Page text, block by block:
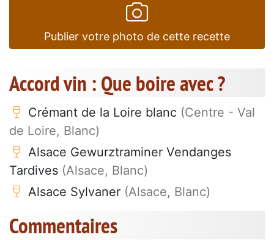
Publier votre photo de cette recette
Accord vin : Que boire avec ?
Crémant de la Loire blanc (Centre - Val
de Loire, Blanc)
Alsace Gewurztraminer Vendanges
Tardives (Alsace, Blanc)
Alsace Sylvaner (Alsace, Blanc)
Commentaires